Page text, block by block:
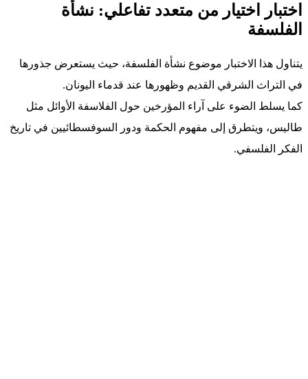
اختبار اختيار من متعدد تفاعلي: نشأة
الفلسفة
يتناول هذا الاختبار موضوع نشأة الفلسفة، حيث يستعرض جذورها
في التراث الشرقي القديم وظهورها عند قدماء اليونان.
كما يسلط الضوء على آراء المؤرخين حول الفلاسفة الأوائل مثل
طاليس، ويتطرق إلى مفهوم الحكمة ودور السوفسطائيين في تاريخ
الفكر الفلسفي.